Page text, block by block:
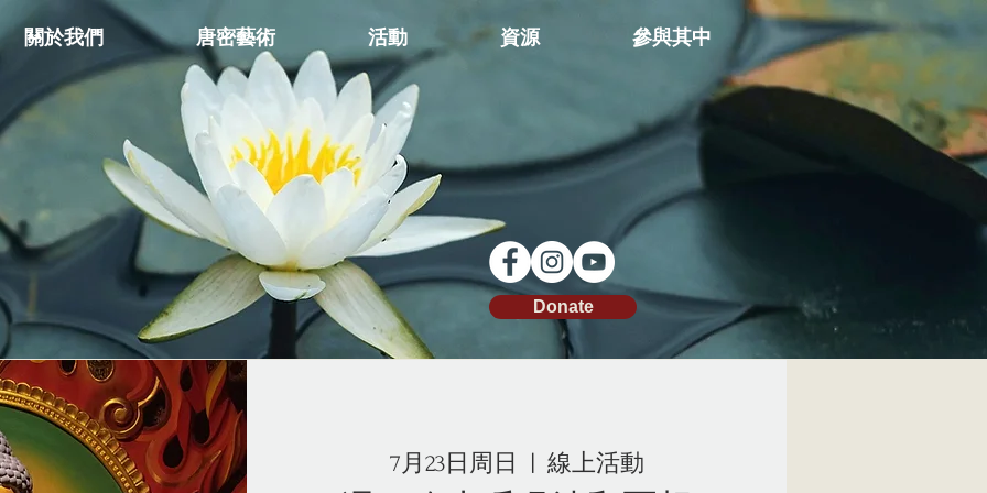
關於我們 唐密藝術 活動 資源 參與其中
Donate
7月23日周日 線上活動